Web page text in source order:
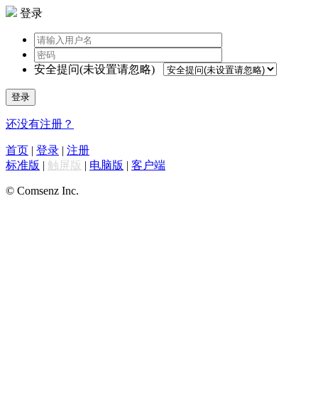
登录
安全提问(未设置请忽略)
登录
还没有注册？
首页 | 登录 | 注册
标准版 | 触屏版 | 电脑版 | 客户端
© Comsenz Inc.